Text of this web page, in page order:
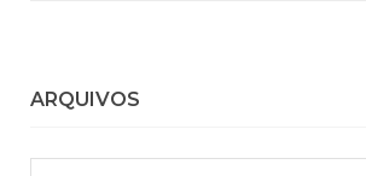
ARQUIVOS
Arquivos